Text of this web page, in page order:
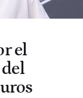
el